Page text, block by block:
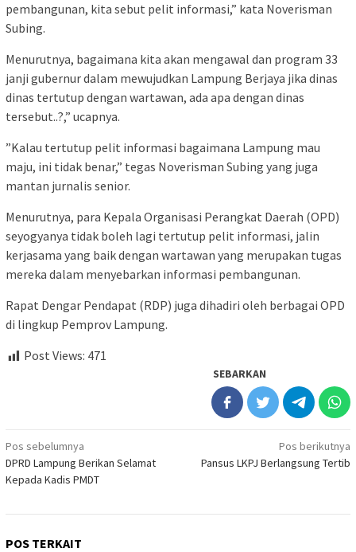
pembangunan, kita sebut pelit informasi,” kata Noverisman
Subing.
Menurutnya, bagaimana kita akan mengawal dan program 33
janji gubernur dalam mewujudkan Lampung Berjaya jika dinas
dinas tertutup dengan wartawan, ada apa dengan dinas
tersebut..?,” ucapnya.
”Kalau tertutup pelit informasi bagaimana Lampung mau
maju, ini tidak benar,” tegas Noverisman Subing yang juga
mantan jurnalis senior.
Menurutnya, para Kepala Organisasi Perangkat Daerah (OPD)
seyogyanya tidak boleh lagi tertutup pelit informasi, jalin
kerjasama yang baik dengan wartawan yang merupakan tugas
mereka dalam menyebarkan informasi pembangunan.
Rapat Dengar Pendapat (RDP) juga dihadiri oleh berbagai OPD
di lingkup Pemprov Lampung.
Post Views: 471
SEBARKAN
Navigasi
pos
Pos sebelumnya
DPRD Lampung Berikan Selamat
Kepada Kadis PMDT
Pos berikutnya
Pansus LKPJ Berlangsung Tertib
POS TERKAIT